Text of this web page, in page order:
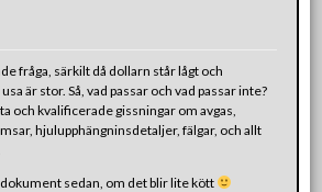
fråga, särkilt då dollarn står lågt och
är stor. Så, vad passar och vad passar inte?
och kvalificerade gissningar om avgas,
hjulupphängninsdetaljer, fälgar, och allt
dokument sedan, om det blir lite kött